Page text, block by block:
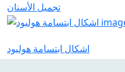
تجميل الأسنان
اشكال ابتسامة هوليود